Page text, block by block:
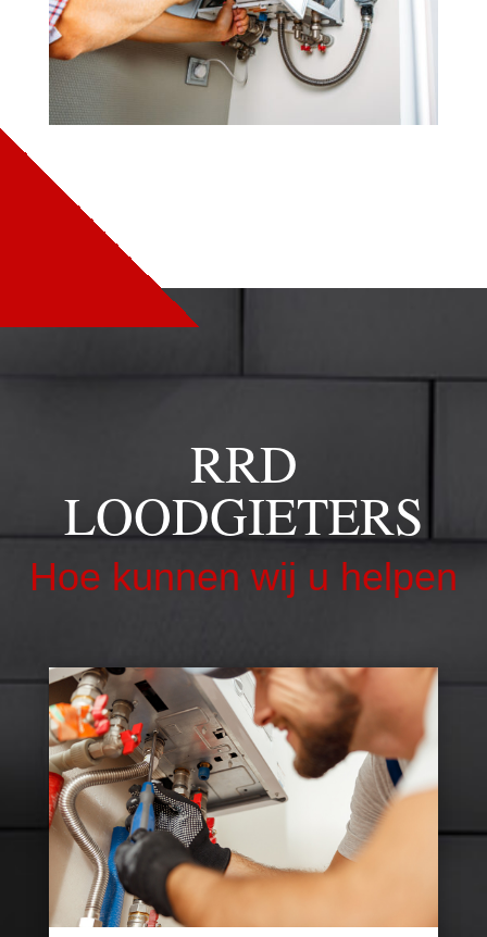
RRD
LOODGIETERS
Hoe kunnen wij u helpen